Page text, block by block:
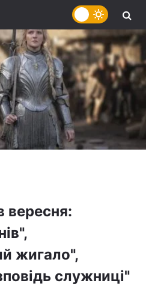
вересня:
жигало",
служниці"